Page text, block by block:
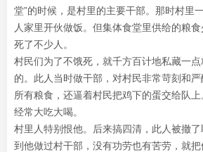
堂”的时候，是村里的主要干部。那时村里
人家里开伙做饭。但集体食堂里供给的粮
死了不少人。
村民们为了不饿死，就千方百计地私藏一
的。此人当时做干部，对村民非常苛刻和
所有粮食，还逼着村民把鸡下的蛋交给队上
经常大吃大喝。
村里人特别恨他。后来搞四清，此人被撤
到他做过村干部，没有功劳也有苦劳，就